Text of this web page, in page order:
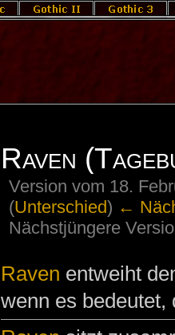
Raven
Version vom 18.
(Unterschied) ←
Nächstjüngere
Raven entweiht
wenn es